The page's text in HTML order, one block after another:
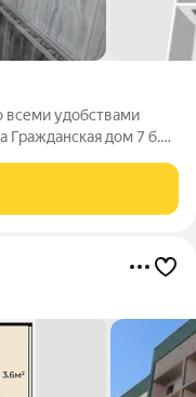
всеми удобствами
Гражданская дом 7 б.
никто не жил !